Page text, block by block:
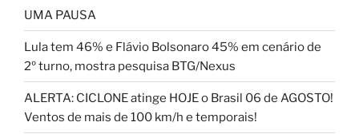
UMA PAUSA
Lula tem 46% e Flávio Bolsonaro 45% em cenário de
2º turno, mostra pesquisa BTG/Nexus
ALERTA: CICLONE atinge HOJE o Brasil 06 de AGOSTO!
Ventos de mais de 100 km/h e temporais!